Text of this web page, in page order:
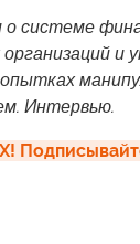
системе
и
Интервью.